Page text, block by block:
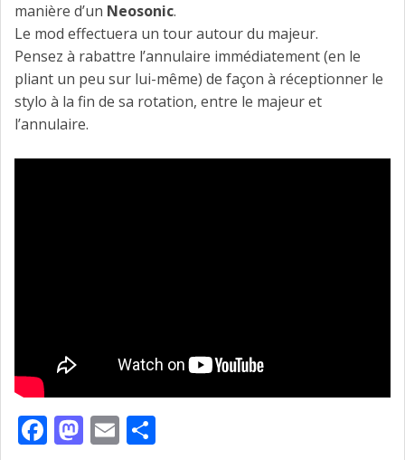
A Propos
Contact
manière d’un Neosonic.
Le mod effectuera un tour autour du majeur.
Pensez à rabattre l’annulaire immédiatement (en le
pliant un peu sur lui-même) de façon à réceptionner le
stylo à la fin de sa rotation, entre le majeur et
l’annulaire.
Facebook
Mastodon
Email